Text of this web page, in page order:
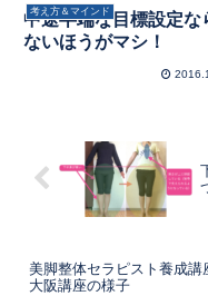
考え方＆マインド
中途半端な目標設定な
ないほうがマシ！
美脚整体セラピスト養成講
大阪講座の様子